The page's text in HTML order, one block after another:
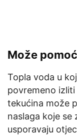
Može
Topla voda u
povremeno
tekućina može
naslaga koje se
usporavaju